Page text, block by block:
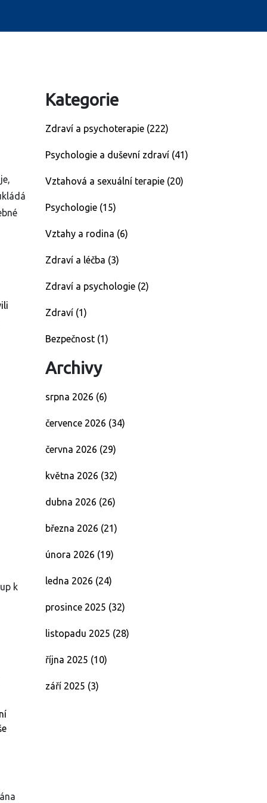
k
Kategorie
Zdraví a psychoterapie (222)
Psychologie a duševní zdraví (41)
Vztahová a sexuální terapie (20)
Psychologie (15)
Vztahy a rodina (6)
Zdraví a léčba (3)
Zdraví a psychologie (2)
Zdraví (1)
Bezpečnost (1)
Archivy
srpna 2026 (6)
července 2026 (34)
června 2026 (29)
května 2026 (32)
dubna 2026 (26)
března 2026 (21)
února 2026 (19)
ledna 2026 (24)
prosince 2025 (32)
listopadu 2025 (28)
října 2025 (10)
září 2025 (3)